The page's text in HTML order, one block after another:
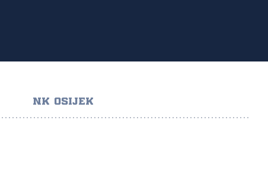
NK OSIJEK